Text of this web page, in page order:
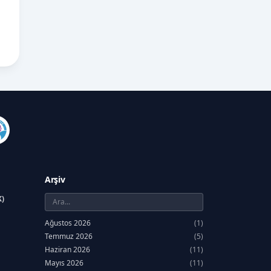
Arşiv
Ağustos 2026
(1)
Temmuz 2026
(5)
Haziran 2026
(11)
Mayıs 2026
(11)